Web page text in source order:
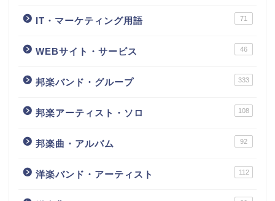
IT・マーケティング用語 71
WEBサイト・サービス 46
邦楽バンド・グループ 333
邦楽アーティスト・ソロ 108
邦楽曲・アルバム 92
洋楽バンド・アーティスト 112